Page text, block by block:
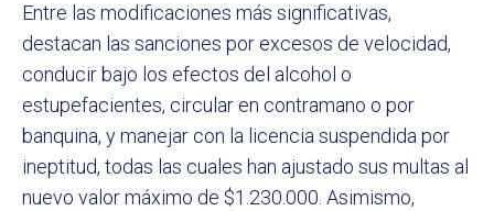
Entre las modificaciones más significativas,
destacan las sanciones por excesos de velocidad,
conducir bajo los efectos del alcohol o
estupefacientes, circular en contramano o por
banquina, y manejar con la licencia suspendida por
ineptitud, todas las cuales han ajustado sus multas al
nuevo valor máximo de $1.230.000. Asimismo,